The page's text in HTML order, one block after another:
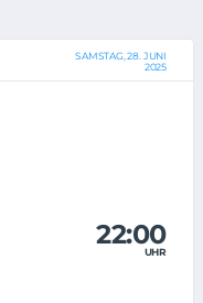
SAMSTAG, 28. JUNI
2025
22:00
UHR